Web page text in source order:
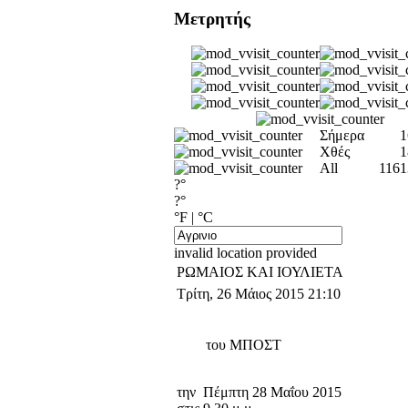
Μετρητής
Σήμερα
Χθές
All
?°
?°
°F | °C
invalid location provided
ΡΩΜΑΙΟΣ ΚΑΙ ΙΟΥΛΙΕΤΑ
Τρίτη, 26 Μάιος 2015 21:10
του ΜΠΟΣΤ
την Πέμπτη 28 Μαΐου 2015